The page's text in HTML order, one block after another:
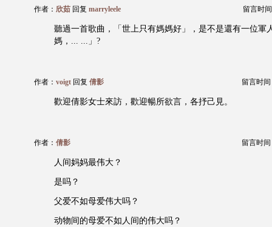
作者： 欣茹 回复 marryleele 留言时
聽過一首歌曲，「世上只有媽媽好」，是不是還有一位軍
媽，... ...」?
作者： voigt 回复 倩影 留言时间
歡迎倩影女士來訪，歡迎暢所欲言，各抒己見。
作者： 倩影 留言时间
人间妈妈最伟大？
是吗？
父爱不如母爱伟大吗？
动物间的母爱不如人间的伟大吗？